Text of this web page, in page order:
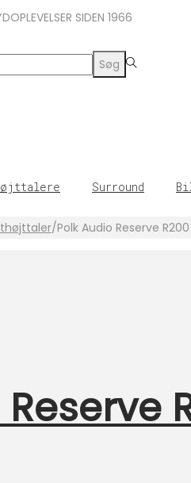
SIDEN 1966
Søg
Surround
/Polk Audio Reserve R200